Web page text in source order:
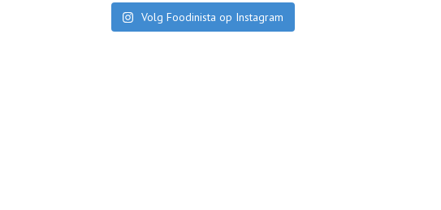
Volg Foodinista op Instagram